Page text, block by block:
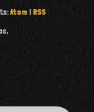
Atom | RSS